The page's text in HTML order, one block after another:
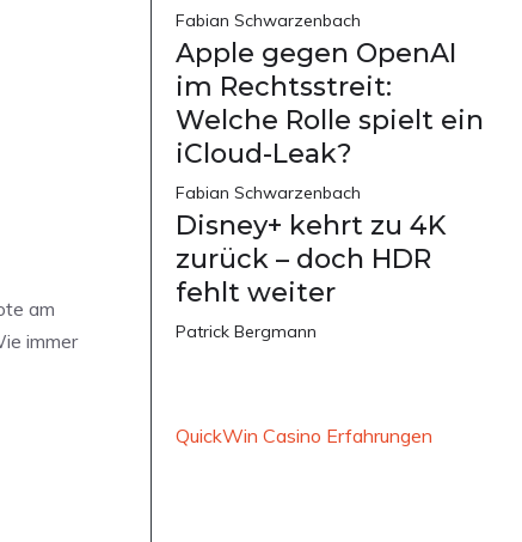
am
immer
Fabian Schwarzenbach
Apple gegen OpenAI
im Rechtsstreit:
Welche Rolle spielt ein
iCloud-Leak?
Fabian Schwarzenbach
Disney+ kehrt zu 4K
zurück – doch HDR
fehlt weiter
Patrick Bergmann
QuickWin Casino Erfahrungen